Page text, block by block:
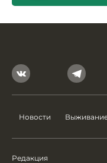
Новости
Редакция